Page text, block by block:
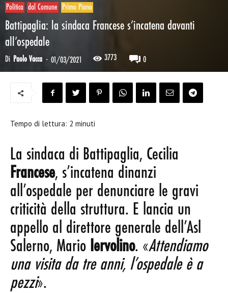
Politica dal Comune Primo Piano
Battipaglia: la sindaca Francese s’incatena davanti
all’ospedale
Di Paolo Vacca - 01/03/2021 3773 0
Tempo di lettura: 2 minuti
La sindaca di Battipaglia, Cecilia
Francese, s’incatena dinanzi
all’ospedale per denunciare le gravi
criticità della struttura. E lancia un
appello al direttore generale dell’Asl
Salerno, Mario Iervolino. «Attendiamo
una visita da tre anni, l’ospedale è a
pezzi».